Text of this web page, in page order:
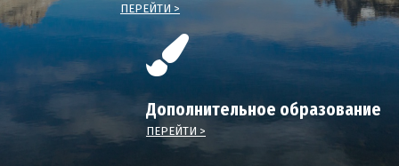
ПЕРЕЙТИ >
Дополнительное образование
ПЕРЕЙТИ >